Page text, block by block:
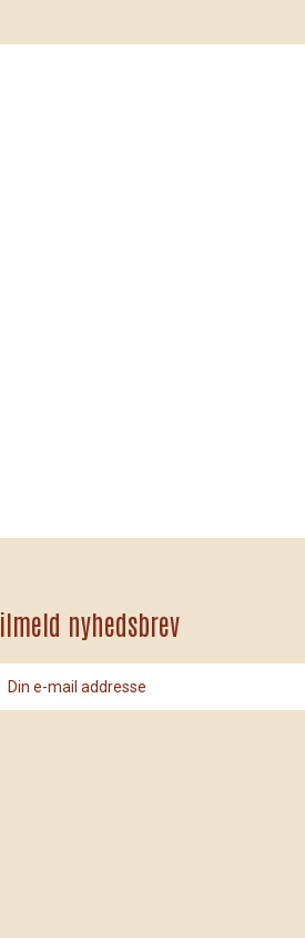
nyhedsbrev